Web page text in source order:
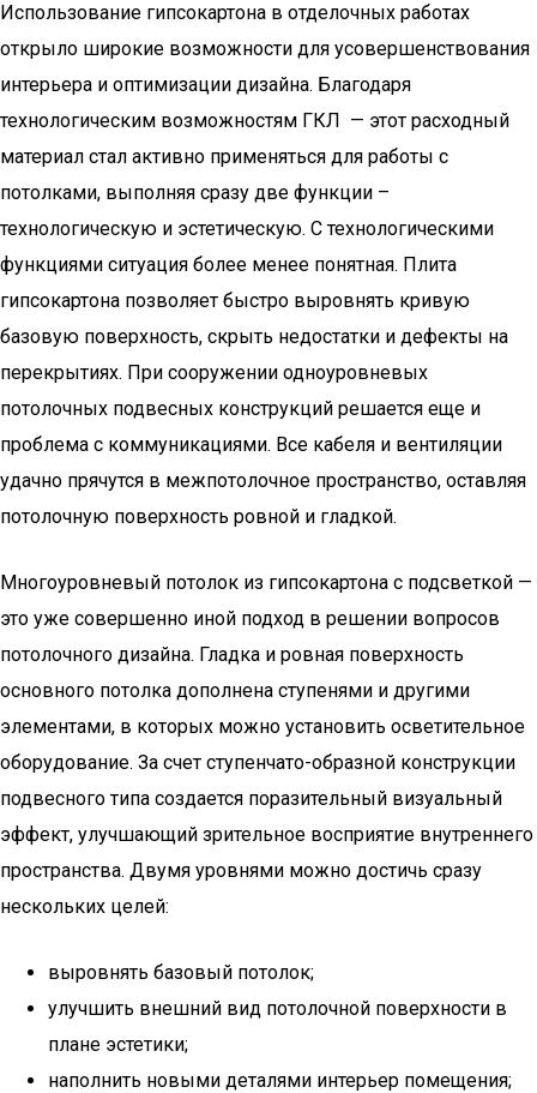
Использование гипсокартона в отделочных работах
открыло широкие возможности для усовершенствования
интерьера и оптимизации дизайна. Благодаря
технологическим возможностям ГКЛ — этот расходный
материал стал активно применяться для работы с
потолками, выполняя сразу две функции –
технологическую и эстетическую. С технологическими
функциями ситуация более менее понятная. Плита
гипсокартона позволяет быстро выровнять кривую
базовую поверхность, скрыть недостатки и дефекты на
перекрытиях. При сооружении одноуровневых
потолочных подвесных конструкций решается еще и
проблема с коммуникациями. Все кабеля и вентиляции
удачно прячутся в межпотолочное пространство, оставляя
потолочную поверхность ровной и гладкой.
Многоуровневый потолок из гипсокартона с подсветкой —
это уже совершенно иной подход в решении вопросов
потолочного дизайна. Гладка и ровная поверхность
основного потолка дополнена ступенями и другими
элементами, в которых можно установить осветительное
оборудование. За счет ступенчато-образной конструкции
подвесного типа создается поразительный визуальный
эффект, улучшающий зрительное восприятие внутреннего
пространства. Двумя уровнями можно достичь сразу
нескольких целей:
выровнять базовый потолок;
улучшить внешний вид потолочной поверхности в
плане эстетики;
наполнить новыми деталями интерьер помещения;